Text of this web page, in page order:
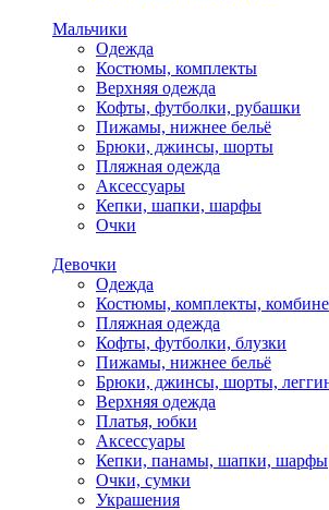
Мальчики
Одежда
Костюмы, комплекты
Верхняя одежда
Кофты, футболки, рубашки
Пижамы, нижнее бельё
Брюки, джинсы, шорты
Пляжная одежда
Аксессуары
Кепки, шапки, шарфы
Очки
Девочки
Одежда
Костюмы, комплекты,
Пляжная одежда
Кофты, футболки, блузки
Пижамы, нижнее бельё
Брюки, джинсы, шорты,
Верхняя одежда
Платья, юбки
Аксессуары
Кепки, панамы, шапки, шарфы
Очки, сумки
Украшения